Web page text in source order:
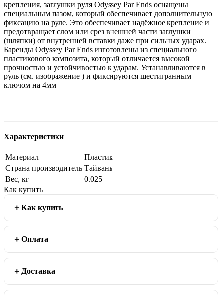
крепления, заглушки руля Odyssey Par Ends оснащены
специальным пазом, который обеспечивает дополнительную
фиксацию на руле. Это обеспечивает надёжное крепление и
предотвращает слом или срез внешней части заглушки
(шляпки) от внутренней вставки даже при сильных ударах.
Баренды Odyssey Par Ends изготовлены из специального
пластикового композита, который отличается высокой
прочностью и устойчивостью к ударам. Устанавливаются в
руль (см. изображение ) и фиксируются шестигранным
ключом на 4мм
Характеристики
Материал
Пластик
Страна производитель Тайвань
Вес, кг
0.025
Как купить
Как купить
Оплата
Доставка